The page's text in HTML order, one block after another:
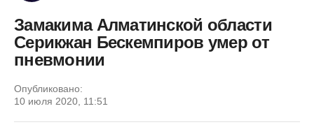
Замакима Алматинской области
Серикжан Бескемпиров умер от
пневмонии
Опубликовано:
10 июля 2020, 11:51